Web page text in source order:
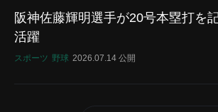
阪神佐藤輝明選手が20号本塁打を
活躍
スポーツ 野球 2026.07.14 公開